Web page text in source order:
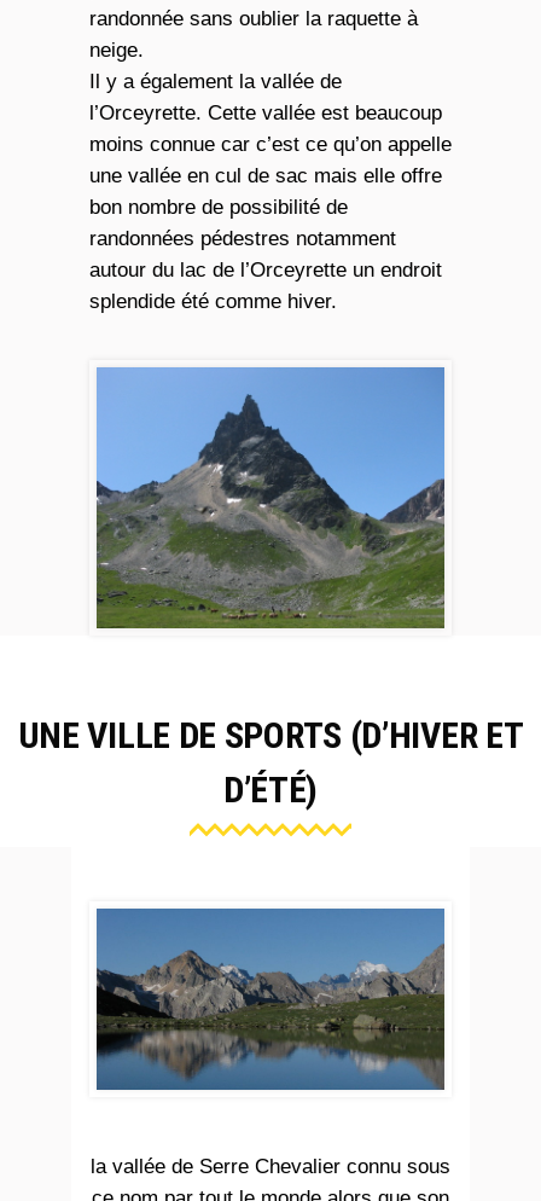
randonnée sans oublier la raquette à
neige.
Il y a également la vallée de
l’Orceyrette. Cette vallée est beaucoup
moins connue car c’est ce qu’on appelle
une vallée en cul de sac mais elle offre
bon nombre de possibilité de
randonnées pédestres notamment
autour du lac de l’Orceyrette un endroit
splendide été comme hiver.
UNE VILLE DE SPORTS (D’HIVER ET
D’ÉTÉ)
la vallée de Serre Chevalier connu sous